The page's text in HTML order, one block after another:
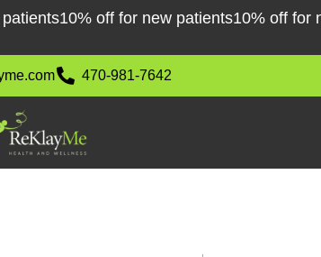
10% off for new patients10% off for
470-981-7642